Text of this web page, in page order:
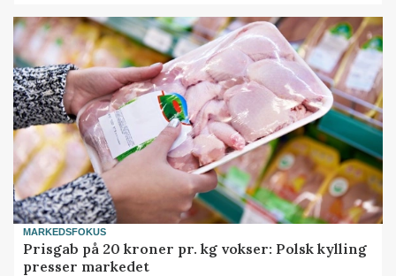
MARKEDSFOKUS
Prisgab på 20 kroner pr. kg vokser: Polsk kylling
presser markedet